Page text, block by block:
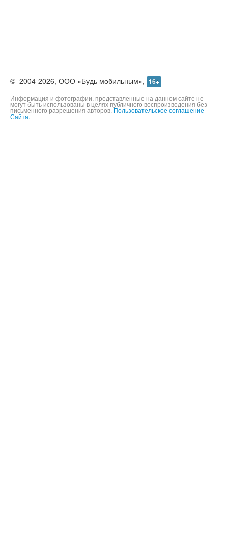
© 2004-2026, ООО «Будь мобильным», 16+
Информация и фотографии, представленные на данном сайте не
могут быть использованы в целях публичного воспроизведения без
письменного разрешения авторов. Пользовательское соглашение
Сайта.